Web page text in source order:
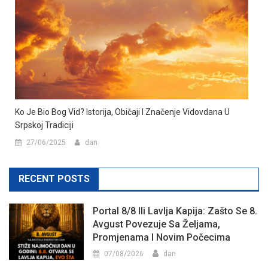
Ko Je Bio Bog Vid? Istorija, Običaji I Značenje Vidovdana U
Srpskoj Tradiciji
27/06/2025 dan
RECENT POSTS
Portal 8/8 Ili Lavlja Kapija: Zašto Se 8.
Avgust Povezuje Sa Željama,
Promjenama I Novim Počecima
07/08/2026 dan